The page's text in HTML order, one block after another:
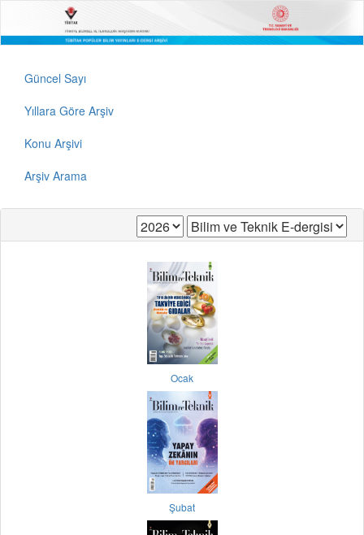
Güncel Sayı
Yıllara Göre Arşiv
Konu Arşivi
Arşiv Arama
Ocak
Şubat